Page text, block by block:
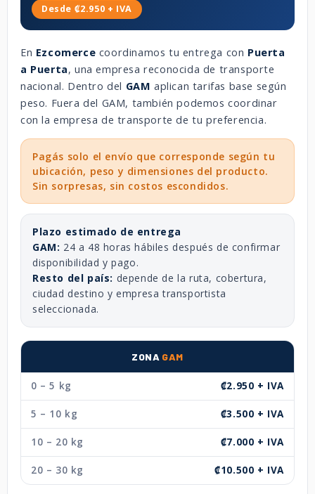
Desde ₡2.950 + IVA
En Ezcomerce coordinamos tu entrega con Puerta
a Puerta, una empresa reconocida de transporte
nacional. Dentro del GAM aplican tarifas base según
peso. Fuera del GAM, también podemos coordinar
con la empresa de transporte de tu preferencia.
Pagás solo el envío que corresponde según tu
ubicación, peso y dimensiones del producto.
Sin sorpresas, sin costos escondidos.
Plazo estimado de entrega
GAM: 24 a 48 horas hábiles después de confirmar
disponibilidad y pago.
Resto del país: depende de la ruta, cobertura,
ciudad destino y empresa transportista
seleccionada.
ZONA GAM
0 – 5 kg ₡2.950 + IVA
5 – 10 kg ₡3.500 + IVA
10 – 20 kg ₡7.000 + IVA
20 – 30 kg ₡10.500 + IVA